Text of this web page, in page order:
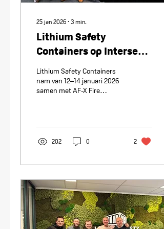
25 jan 2026 ∙ 3 min.
Lithium Safety
Containers op Intersec
2026: Drie succesvolle
dagen in Dubai
Lithium Safety Containers
nam van 12–14 januari 2026
samen met AF-X Fire
presenteerden zij PGS37-
gecertificeerde oplossingen
voor veilige lithiumopslag en
belangstelling was groot,
met waardevolle
gesprekken, nieuwe
inzichten en concrete
kansen. De succesvolle
samenwerking bevestigt de
groeiende wereldwijde
202 0 2